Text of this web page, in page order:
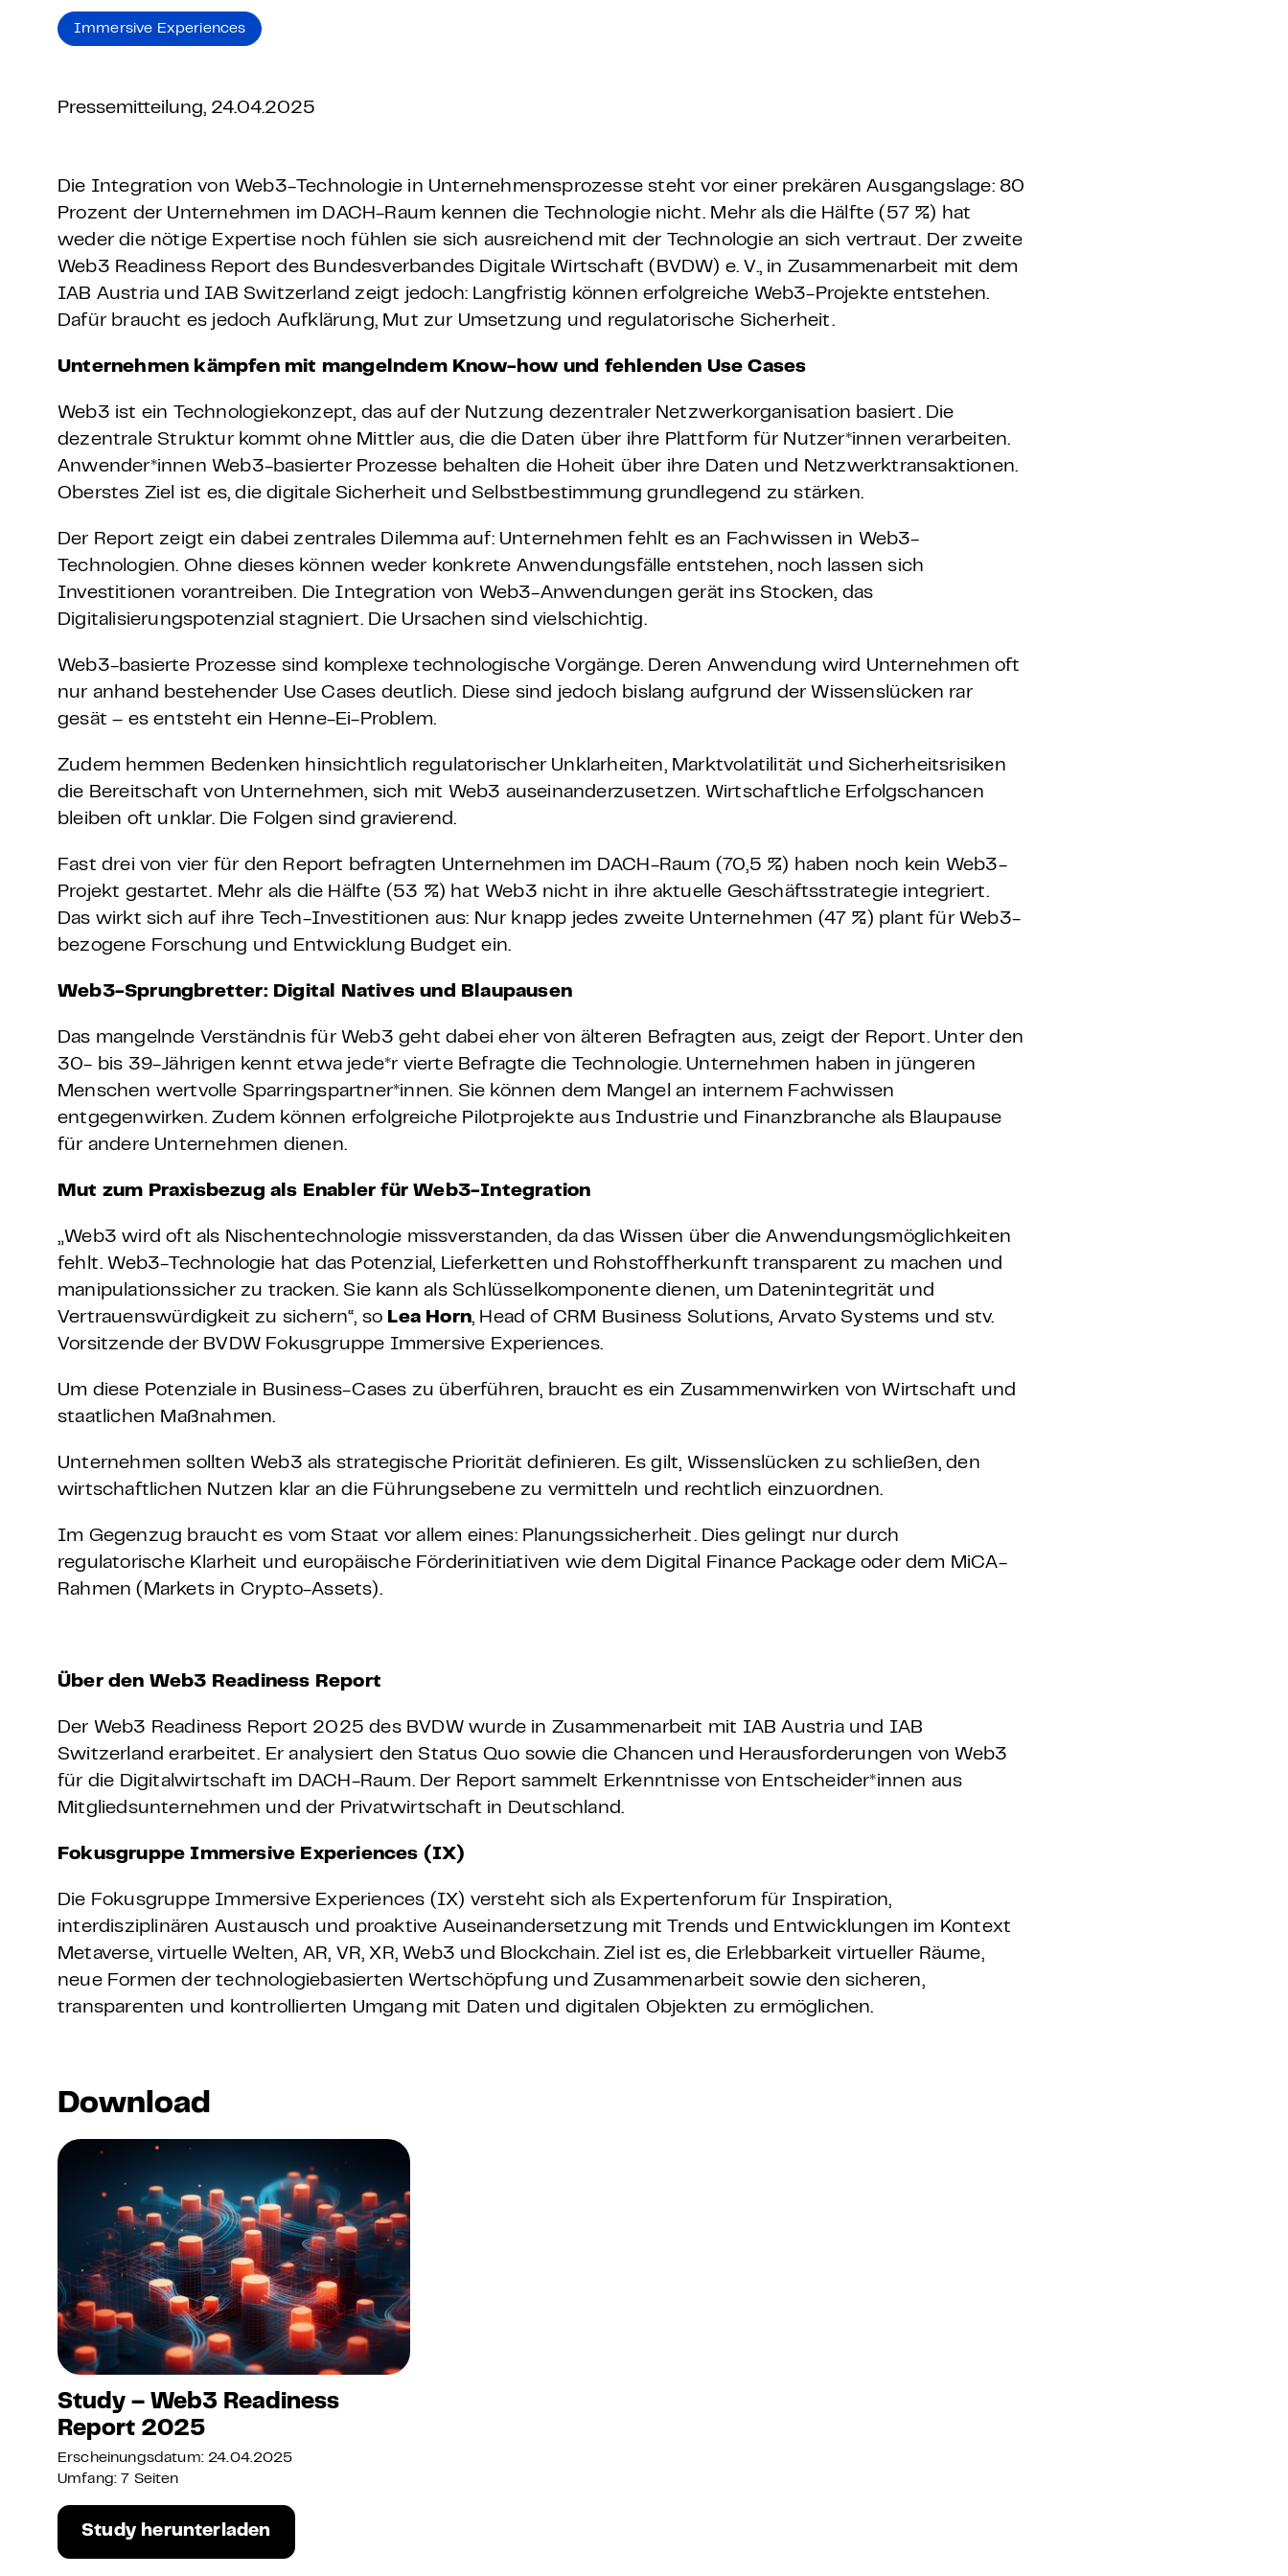
Product Management Bootcamp
Immersive Experiences
Pressemitteilung, 24.04.2025
Die Integration von Web3-Technologie in Unternehmensprozesse steht vor einer prekären Ausgangslage: 80
Prozent der Unternehmen im DACH-Raum kennen die Technologie nicht. Mehr als die Hälfte (57 %) hat
weder die nötige Expertise noch fühlen sie sich ausreichend mit der Technologie an sich vertraut. Der zweite
Web3 Readiness Report des Bundesverbandes Digitale Wirtschaft (BVDW) e. V., in Zusammenarbeit mit dem
IAB Austria und IAB Switzerland zeigt jedoch: Langfristig können erfolgreiche Web3-Projekte entstehen.
Dafür braucht es jedoch Aufklärung, Mut zur Umsetzung und regulatorische Sicherheit.
Unternehmen kämpfen mit mangelndem Know-how und fehlenden Use Cases
Web3 ist ein Technologiekonzept, das auf der Nutzung dezentraler Netzwerkorganisation basiert. Die
dezentrale Struktur kommt ohne Mittler aus, die die Daten über ihre Plattform für Nutzer*innen verarbeiten.
Anwender*innen Web3-basierter Prozesse behalten die Hoheit über ihre Daten und Netzwerktransaktionen.
Oberstes Ziel ist es, die digitale Sicherheit und Selbstbestimmung grundlegend zu stärken.
Der Report zeigt ein dabei zentrales Dilemma auf: Unternehmen fehlt es an Fachwissen in Web3-
Technologien. Ohne dieses können weder konkrete Anwendungsfälle entstehen, noch lassen sich
Investitionen vorantreiben. Die Integration von Web3-Anwendungen gerät ins Stocken, das
Digitalisierungspotenzial stagniert. Die Ursachen sind vielschichtig.
Web3-basierte Prozesse sind komplexe technologische Vorgänge. Deren Anwendung wird Unternehmen oft
nur anhand bestehender Use Cases deutlich. Diese sind jedoch bislang aufgrund der Wissenslücken rar
gesät – es entsteht ein Henne-Ei-Problem.
Zudem hemmen Bedenken hinsichtlich regulatorischer Unklarheiten, Marktvolatilität und Sicherheitsrisiken
die Bereitschaft von Unternehmen, sich mit Web3 auseinanderzusetzen. Wirtschaftliche Erfolgschancen
bleiben oft unklar. Die Folgen sind gravierend.
Fast drei von vier für den Report befragten Unternehmen im DACH-Raum (70,5 %) haben noch kein Web3-
Projekt gestartet. Mehr als die Hälfte (53 %) hat Web3 nicht in ihre aktuelle Geschäftsstrategie integriert.
Das wirkt sich auf ihre Tech-Investitionen aus: Nur knapp jedes zweite Unternehmen (47 %) plant für Web3-
bezogene Forschung und Entwicklung Budget ein.
Web3-Sprungbretter: Digital Natives und Blaupausen
Das mangelnde Verständnis für Web3 geht dabei eher von älteren Befragten aus, zeigt der Report. Unter den
30- bis 39-Jährigen kennt etwa jede*r vierte Befragte die Technologie. Unternehmen haben in jüngeren
Menschen wertvolle Sparringspartner*innen. Sie können dem Mangel an internem Fachwissen
entgegenwirken. Zudem können erfolgreiche Pilotprojekte aus Industrie und Finanzbranche als Blaupause
für andere Unternehmen dienen.
Mut zum Praxisbezug als Enabler für Web3-Integration
„Web3 wird oft als Nischentechnologie missverstanden, da das Wissen über die Anwendungsmöglichkeiten
fehlt. Web3-Technologie hat das Potenzial, Lieferketten und Rohstoffherkunft transparent zu machen und
manipulationssicher zu tracken. Sie kann als Schlüsselkomponente dienen, um Datenintegrität und
Vertrauenswürdigkeit zu sichern“, so Lea Horn, Head of CRM Business Solutions, Arvato Systems und stv.
Vorsitzende der BVDW Fokusgruppe Immersive Experiences.
Um diese Potenziale in Business-Cases zu überführen, braucht es ein Zusammenwirken von Wirtschaft und
staatlichen Maßnahmen.
Unternehmen sollten Web3 als strategische Priorität definieren. Es gilt, Wissenslücken zu schließen, den
wirtschaftlichen Nutzen klar an die Führungsebene zu vermitteln und rechtlich einzuordnen.
Im Gegenzug braucht es vom Staat vor allem eines: Planungssicherheit. Dies gelingt nur durch
regulatorische Klarheit und europäische Förderinitiativen wie dem Digital Finance Package oder dem MiCA-
Rahmen (Markets in Crypto-Assets).
Über den Web3 Readiness Report
Der Web3 Readiness Report 2025 des BVDW wurde in Zusammenarbeit mit IAB Austria und IAB
Switzerland erarbeitet. Er analysiert den Status Quo sowie die Chancen und Herausforderungen von Web3
für die Digitalwirtschaft im DACH-Raum. Der Report sammelt Erkenntnisse von Entscheider*innen aus
Mitgliedsunternehmen und der Privatwirtschaft in Deutschland.
Fokusgruppe Immersive Experiences (IX)
Die Fokusgruppe Immersive Experiences (IX) versteht sich als Expertenforum für Inspiration,
interdisziplinären Austausch und proaktive Auseinandersetzung mit Trends und Entwicklungen im Kontext
Metaverse, virtuelle Welten, AR, VR, XR, Web3 und Blockchain. Ziel ist es, die Erlebbarkeit virtueller Räume,
neue Formen der technologiebasierten Wertschöpfung und Zusammenarbeit sowie den sicheren,
transparenten und kontrollierten Umgang mit Daten und digitalen Objekten zu ermöglichen.
Download
Study – Web3 Readiness
Report 2025
Erscheinungsdatum: 24.04.2025
Umfang: 7 Seiten
Study herunterladen